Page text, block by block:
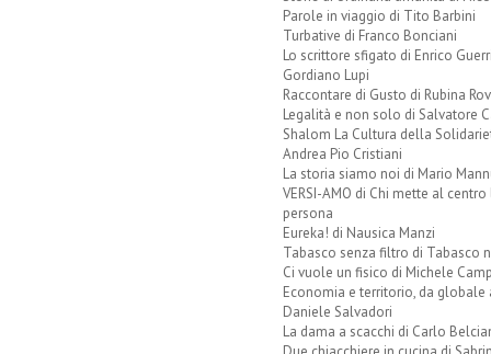
Parole in viaggio di Tito Barbini
Turbative di Franco Bonciani
Lo scrittore sfigato di Enrico
Gordiano Lupi
Raccontare di Gusto di Rubina
Legalità e non solo di Salvatore
Shalom La Cultura della
Andrea Pio Cristiani
La storia siamo noi di Mario
VERSI-AMO di Chi mette al centro
persona
Eureka! di Nausica Manzi
Tabasco senza filtro di Tabasco
Ci vuole un fisico di Michele
Economia e territorio, da globale
Daniele Salvadori
La dama a scacchi di Carlo